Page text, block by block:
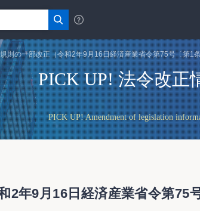
PICK UP! 法令改正
PICK UP! Amendment of legislation
則の一部改正（令和2年9月16日経済産業省令第75号〔第
2年9月16日経済産業省令第75